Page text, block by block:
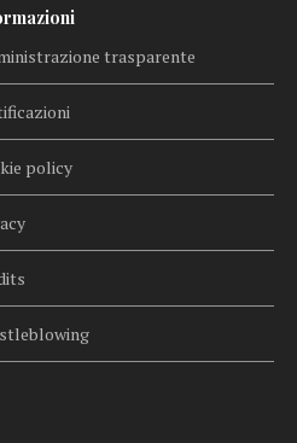
trasparente
policy